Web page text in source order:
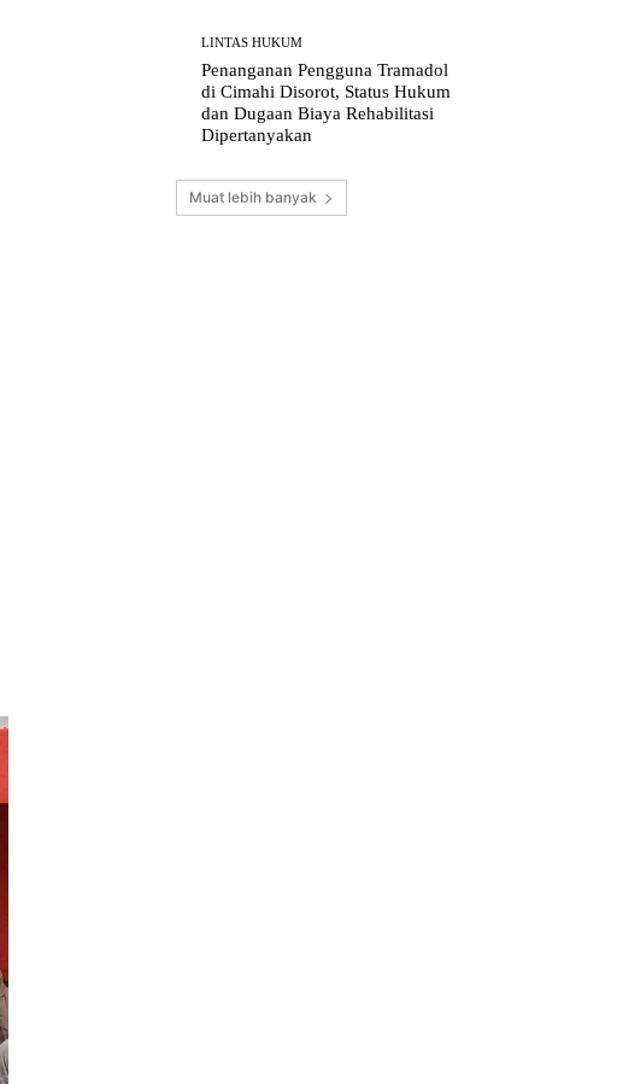
LINTAS HUKUM
Penanganan Pengguna Tramadol
di Cimahi Disorot, Status Hukum
dan Dugaan Biaya Rehabilitasi
Dipertanyakan
Muat lebih banyak